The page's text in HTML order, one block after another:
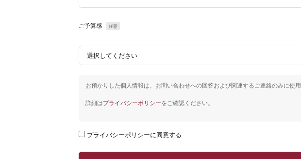
ご予算感 任意
お預かりした個人情報は、お問い合わせへの回答および関連するご連絡のみに使用
詳細はプライバシーポリシーをご確認ください。
プライバシーポリシーに同意する